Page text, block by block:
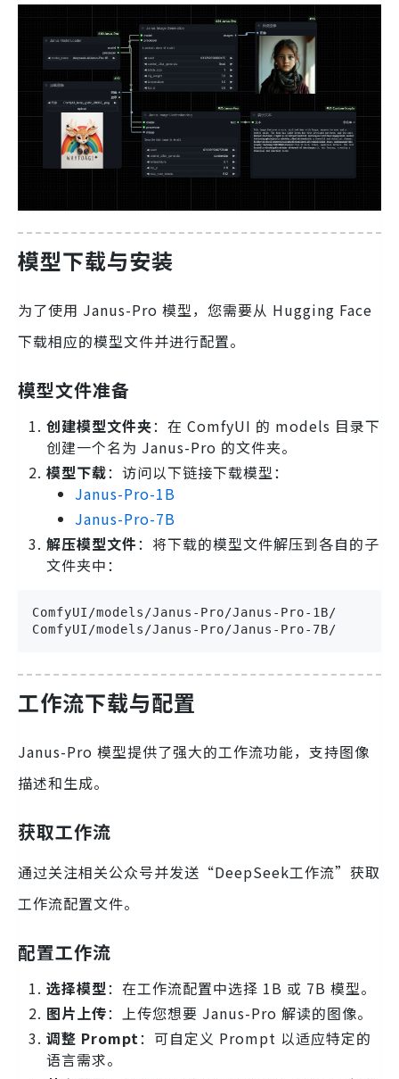
模型下载与安装
为了使用 Janus-Pro 模型，您需要从 Hugging Face
下载相应的模型文件并进行配置。
模型文件准备
创建模型文件夹：在 ComfyUI 的 models 目录下
创建一个名为 Janus-Pro 的文件夹。
模型下载：访问以下链接下载模型：
Janus-Pro-1B
Janus-Pro-7B
解压模型文件：将下载的模型文件解压到各自的子
文件夹中：
ComfyUI/models/Janus-Pro/Janus-Pro-1B/
ComfyUI/models/Janus-Pro/Janus-Pro-7B/
工作流下载与配置
Janus-Pro 模型提供了强大的工作流功能，支持图像
描述和生成。
获取工作流
通过关注相关公众号并发送“DeepSeek工作流”获取
工作流配置文件。
配置工作流
选择模型：在工作流配置中选择 1B 或 7B 模型。
图片上传：上传您想要 Janus-Pro 解读的图像。
调整 Prompt：可自定义 Prompt 以适应特定的
语言需求。